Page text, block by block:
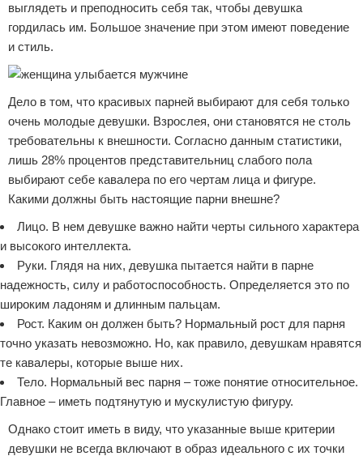
выглядеть и преподносить себя так, чтобы девушка
гордилась им. Большое значение при этом имеют поведение
и стиль.
Дело в том, что красивых парней выбирают для себя только
очень молодые девушки. Взрослея, они становятся не столь
требовательны к внешности. Согласно данным статистики,
лишь 28% процентов представительниц слабого пола
выбирают себе кавалера по его чертам лица и фигуре.
Какими должны быть настоящие парни внешне?
Лицо. В нем девушке важно найти черты сильного характера
и высокого интеллекта.
Руки. Глядя на них, девушка пытается найти в парне
надежность, силу и работоспособность. Определяется это по
широким ладоням и длинным пальцам.
Рост. Каким он должен быть? Нормальный рост для парня
точно указать невозможно. Но, как правило, девушкам нравятся
те кавалеры, которые выше них.
Тело. Нормальный вес парня – тоже понятие относительное.
Главное – иметь подтянутую и мускулистую фигуру.
Однако стоит иметь в виду, что указанные выше критерии
девушки не всегда включают в образ идеального с их точки